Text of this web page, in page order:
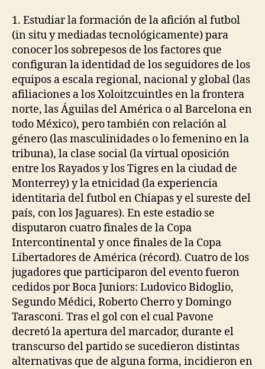
1. Estudiar la formación de la afición al futbol
(in situ y mediadas tecnológicamente) para
conocer los sobrepesos de los factores que
configuran la identidad de los seguidores de los
equipos a escala regional, nacional y global (las
afiliaciones a los Xoloitzcuintles en la frontera
norte, las Águilas del América o al Barcelona en
todo México), pero también con relación al
género (las masculinidades o lo femenino en la
tribuna), la clase social (la virtual oposición
entre los Rayados y los Tigres en la ciudad de
Monterrey) y la etnicidad (la experiencia
identitaria del futbol en Chiapas y el sureste del
país, con los Jaguares). En este estadio se
disputaron cuatro finales de la Copa
Intercontinental y once finales de la Copa
Libertadores de América (récord). Cuatro de los
jugadores que participaron del evento fueron
cedidos por Boca Juniors: Ludovico Bidoglio,
Segundo Médici, Roberto Cherro y Domingo
Tarasconi. Tras el gol con el cual Pavone
decretó la apertura del marcador, durante el
transcurso del partido se sucedieron distintas
alternativas que de alguna forma, incidieron en